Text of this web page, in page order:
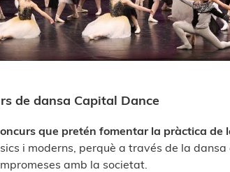
de dansa Capital Dance
que pretén fomentar la pràctica de
i moderns, perquè a través de la dansa
amb la societat.